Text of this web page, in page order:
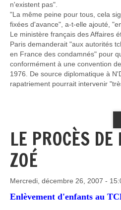
n'existent pas".
"La même peine pour tous, cela
fixées d'avance", a-t-elle ajouté,
Le ministère français des Affaires
Paris demanderait "aux autorités
en France des condamnés" pour
conformément à une convention
1976. De source diplomatique à
rapatriement pourrait intervenir
LE PROCÈS DE
ZOÉ
Mercredi, décembre 26, 2007 -
Enlèvement d'enfants au